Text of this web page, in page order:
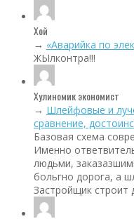
Хой
→ «Аварийка по
ЖЫлконтра!!!
Хулиномик экономист
→ Шлейфовые и
сравнение,
Базовая схема
Именно
людьми,
больгно дорога, а
Застройщик строит